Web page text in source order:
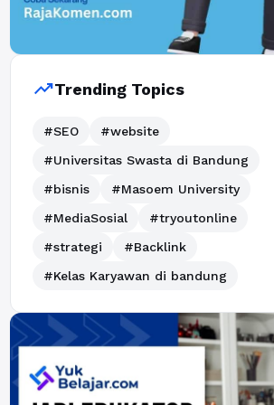
trending_upTrending Topics
#SEO
#website
#Universitas Swasta di Bandung
#bisnis
#Masoem University
#MediaSosial
#tryoutonline
#strategi
#Backlink
#Kelas Karyawan di bandung